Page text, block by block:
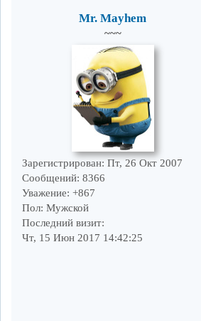
Mr. Mayhem
~~~
Зарегистрирован: Пт, 26 Окт 2007
Сообщений: 8366
Уважение: +867
Пол: Мужской
Последний визит:
Чт, 15 Июн 2017 14:42:25